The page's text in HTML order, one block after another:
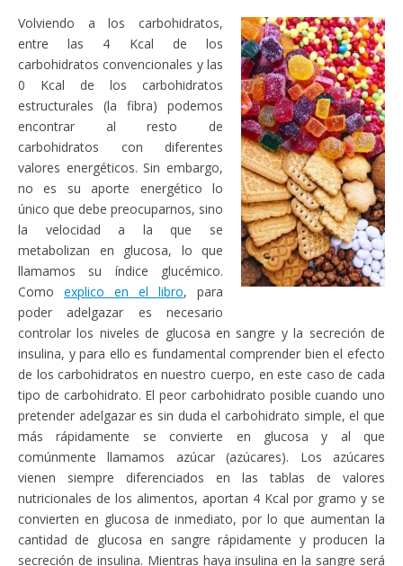
Volviendo a los carbohidratos,
entre las 4 Kcal de los
carbohidratos convencionales y las
0 Kcal de los carbohidratos
estructurales (la fibra) podemos
encontrar al resto de
carbohidratos con diferentes
valores energéticos. Sin embargo,
no es su aporte energético lo
único que debe preocuparnos, sino
la velocidad a la que se
metabolizan en glucosa, lo que
llamamos su índice glucémico.
Como explico en el libro, para
poder adelgazar es necesario
controlar los niveles de glucosa en sangre y la secreción de
insulina, y para ello es fundamental comprender bien el efecto
de los carbohidratos en nuestro cuerpo, en este caso de cada
tipo de carbohidrato. El peor carbohidrato posible cuando uno
pretender adelgazar es sin duda el carbohidrato simple, el que
más rápidamente se convierte en glucosa y al que
comúnmente llamamos azúcar (azúcares). Los azúcares
vienen siempre diferenciados en las tablas de valores
nutricionales de los alimentos, aportan 4 Kcal por gramo y se
convierten en glucosa de inmediato, por lo que aumentan la
cantidad de glucosa en sangre rápidamente y producen la
secreción de insulina. Mientras haya insulina en la sangre será